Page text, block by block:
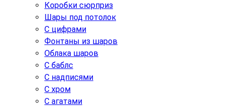
Коробки сюрприз
Шары под потолок
С цифрами
Фонтаны из шаров
Облака шаров
С баблс
С надписями
С хром
С агатами